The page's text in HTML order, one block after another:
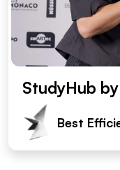
StudyHub
Best